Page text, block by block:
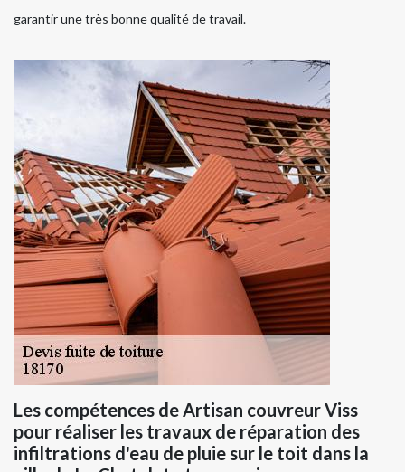
garantir une très bonne qualité de travail.
Les compétences de Artisan couvreur Viss
pour réaliser les travaux de réparation des
infiltrations d'eau de pluie sur le toit dans la